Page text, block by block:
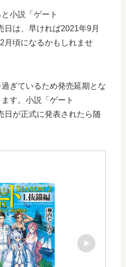
小説「ゲート
日は、早ければ2021年9月
月頃になるかもしれませ
ぎているため発売延期とな
す。小説「ゲート
日が正式に発表されたら随